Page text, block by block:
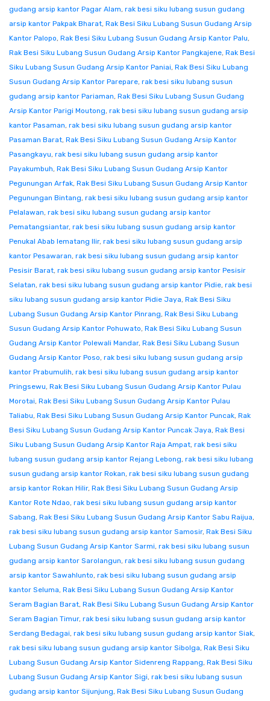
gudang arsip kantor Pagar Alam, rak besi siku lubang susun gudang
arsip kantor Pakpak Bharat, Rak Besi Siku Lubang Susun Gudang Arsip
Kantor Palopo, Rak Besi Siku Lubang Susun Gudang Arsip Kantor Palu,
Rak Besi Siku Lubang Susun Gudang Arsip Kantor Pangkajene, Rak Besi
Siku Lubang Susun Gudang Arsip Kantor Paniai, Rak Besi Siku Lubang
Susun Gudang Arsip Kantor Parepare, rak besi siku lubang susun
gudang arsip kantor Pariaman, Rak Besi Siku Lubang Susun Gudang
Arsip Kantor Parigi Moutong, rak besi siku lubang susun gudang arsip
kantor Pasaman, rak besi siku lubang susun gudang arsip kantor
Pasaman Barat, Rak Besi Siku Lubang Susun Gudang Arsip Kantor
Pasangkayu, rak besi siku lubang susun gudang arsip kantor
Payakumbuh, Rak Besi Siku Lubang Susun Gudang Arsip Kantor
Pegunungan Arfak, Rak Besi Siku Lubang Susun Gudang Arsip Kantor
Pegunungan Bintang, rak besi siku lubang susun gudang arsip kantor
Pelalawan, rak besi siku lubang susun gudang arsip kantor
Pematangsiantar, rak besi siku lubang susun gudang arsip kantor
Penukal Abab lematang Ilir, rak besi siku lubang susun gudang arsip
kantor Pesawaran, rak besi siku lubang susun gudang arsip kantor
Pesisir Barat, rak besi siku lubang susun gudang arsip kantor Pesisir
Selatan, rak besi siku lubang susun gudang arsip kantor Pidie, rak besi
siku lubang susun gudang arsip kantor Pidie Jaya, Rak Besi Siku
Lubang Susun Gudang Arsip Kantor Pinrang, Rak Besi Siku Lubang
Susun Gudang Arsip Kantor Pohuwato, Rak Besi Siku Lubang Susun
Gudang Arsip Kantor Polewali Mandar, Rak Besi Siku Lubang Susun
Gudang Arsip Kantor Poso, rak besi siku lubang susun gudang arsip
kantor Prabumulih, rak besi siku lubang susun gudang arsip kantor
Pringsewu, Rak Besi Siku Lubang Susun Gudang Arsip Kantor Pulau
Morotai, Rak Besi Siku Lubang Susun Gudang Arsip Kantor Pulau
Taliabu, Rak Besi Siku Lubang Susun Gudang Arsip Kantor Puncak, Rak
Besi Siku Lubang Susun Gudang Arsip Kantor Puncak Jaya, Rak Besi
Siku Lubang Susun Gudang Arsip Kantor Raja Ampat, rak besi siku
lubang susun gudang arsip kantor Rejang Lebong, rak besi siku lubang
susun gudang arsip kantor Rokan, rak besi siku lubang susun gudang
arsip kantor Rokan Hilir, Rak Besi Siku Lubang Susun Gudang Arsip
Kantor Rote Ndao, rak besi siku lubang susun gudang arsip kantor
Sabang, Rak Besi Siku Lubang Susun Gudang Arsip Kantor Sabu Raijua,
rak besi siku lubang susun gudang arsip kantor Samosir, Rak Besi Siku
Lubang Susun Gudang Arsip Kantor Sarmi, rak besi siku lubang susun
gudang arsip kantor Sarolangun, rak besi siku lubang susun gudang
arsip kantor Sawahlunto, rak besi siku lubang susun gudang arsip
kantor Seluma, Rak Besi Siku Lubang Susun Gudang Arsip Kantor
Seram Bagian Barat, Rak Besi Siku Lubang Susun Gudang Arsip Kantor
Seram Bagian Timur, rak besi siku lubang susun gudang arsip kantor
Serdang Bedagai, rak besi siku lubang susun gudang arsip kantor Siak,
rak besi siku lubang susun gudang arsip kantor Sibolga, Rak Besi Siku
Lubang Susun Gudang Arsip Kantor Sidenreng Rappang, Rak Besi Siku
Lubang Susun Gudang Arsip Kantor Sigi, rak besi siku lubang susun
gudang arsip kantor Sijunjung, Rak Besi Siku Lubang Susun Gudang